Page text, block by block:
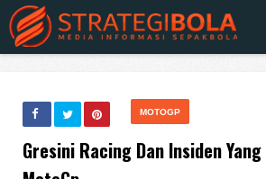
MOTOGP
Gresini Racing Dan Insiden